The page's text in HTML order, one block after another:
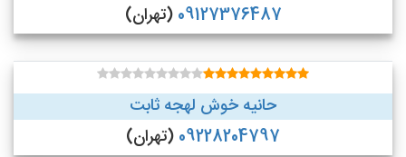
09127376487 (تهران)
حانیه خوش لهجه ثابت
09228204797 (تهران)